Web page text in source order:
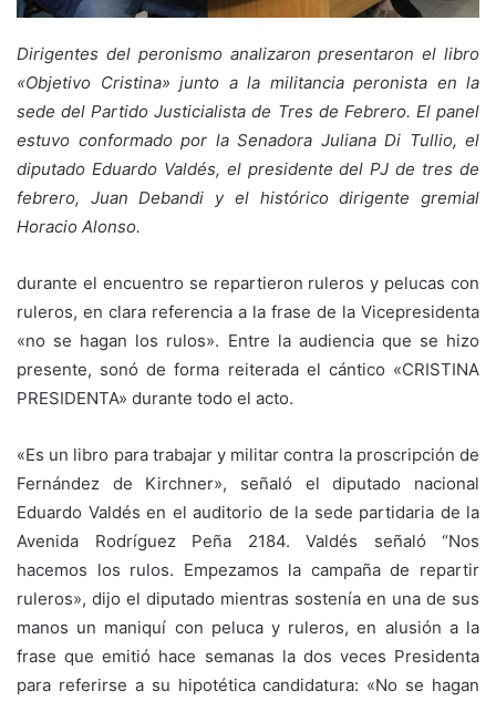
Dirigentes del peronismo analizaron presentaron el libro
«Objetivo Cristina» junto a la militancia peronista en la
sede del Partido Justicialista de Tres de Febrero. El panel
estuvo conformado por la Senadora Juliana Di Tullio, el
diputado Eduardo Valdés, el presidente del PJ de tres de
febrero, Juan Debandi y el histórico dirigente gremial
Horacio Alonso.
durante el encuentro se repartieron ruleros y pelucas con
ruleros, en clara referencia a la frase de la Vicepresidenta
«no se hagan los rulos». Entre la audiencia que se hizo
presente, sonó de forma reiterada el cántico «CRISTINA
PRESIDENTA» durante todo el acto.
«Es un libro para trabajar y militar contra la proscripción de
Fernández de Kirchner», señaló el diputado nacional
Eduardo Valdés en el auditorio de la sede partidaria de la
Avenida Rodríguez Peña 2184. Valdés señaló “Nos
hacemos los rulos. Empezamos la campaña de repartir
ruleros», dijo el diputado mientras sostenía en una de sus
manos un maniquí con peluca y ruleros, en alusión a la
frase que emitió hace semanas la dos veces Presidenta
para referirse a su hipotética candidatura: «No se hagan